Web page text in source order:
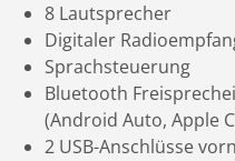
8 Lautsprecher
Digitaler
Sprachsteuerung
Bluetooth
(Android Auto, Apple
2 USB-Anschlüsse vorn